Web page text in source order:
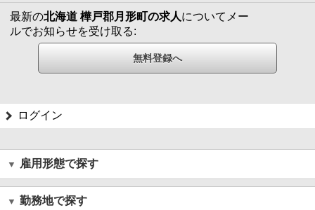
最新の北海道 樺戸郡月形町の求人についてメー
ルでお知らせを受け取る:
ログイン
雇用形態で探す
勤務地で探す